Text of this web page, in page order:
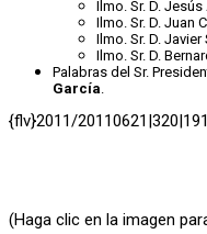
Ilmo. Sr. D.
Ilmo. Sr. D. Juan
Ilmo. Sr. D.
Ilmo. Sr. D.
Palabras del Sr.
García.
{flv}2011/
(Haga clic en la imagen